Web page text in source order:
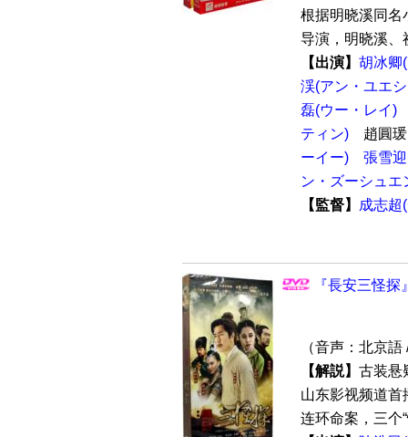
根据明晓溪同名
导演，明晓溪、
【出演】 胡冰卿
渓(アン・ユエ
磊(ウー・レイ)
ティン) 趙圓
ーイー)
張雪
ン・ズーシュエ
【監督】
成志超
『長安三怪
（音声：北京
【解説】 古装悬
山东影视频道首
连环命案，三个